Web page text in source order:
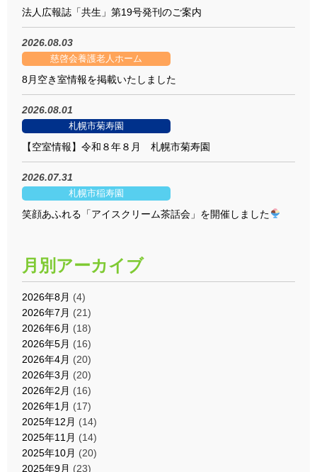
法人広報誌「共生」第19号発刊のご案内
2026.08.03
慈啓会養護老人ホーム
8月空き室情報を掲載いたしました
2026.08.01
札幌市菊寿園
【空室情報】令和８年８月 札幌市菊寿園
2026.07.31
札幌市稲寿園
笑顔あふれる「アイスクリーム茶話会」を開催しました
月別アーカイブ
2026年8月 (4)
2026年7月 (21)
2026年6月 (18)
2026年5月 (16)
2026年4月 (20)
2026年3月 (20)
2026年2月 (16)
2026年1月 (17)
2025年12月 (14)
2025年11月 (14)
2025年10月 (20)
2025年9月 (23)